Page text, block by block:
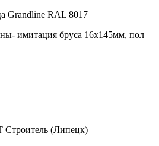
Grandline RAL 8017
имитация бруса 16х145мм, пол
(Липецк)